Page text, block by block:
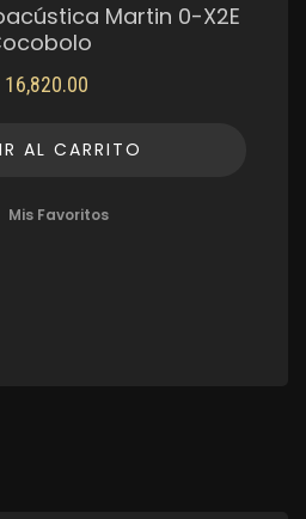
Martin 0-X2E
16,820.00
AL CARRITO
Mis Favoritos